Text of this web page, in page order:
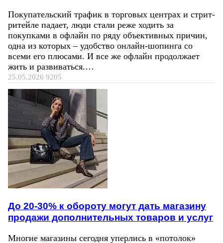
Покупательский трафик в торговых центрах и стрит-
ритейле падает, люди стали реже ходить за
покупками в офлайн по ряду объективных причин,
одна из которых – удобство онлайн-шопинга со
всеми его плюсами. И все же офлайн продолжает
жить и развиваться.…
25.05.2026 9205
До 20-30% к обороту могут дать магазину
продажи дополнительных товаров и услуг
Многие магазины сегодня уперлись в «потолок»